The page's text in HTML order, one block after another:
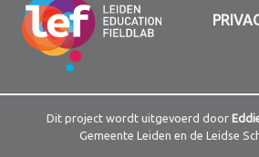
Dit project wordt uitgevoerd door
Gemeente Leiden en de Leidse